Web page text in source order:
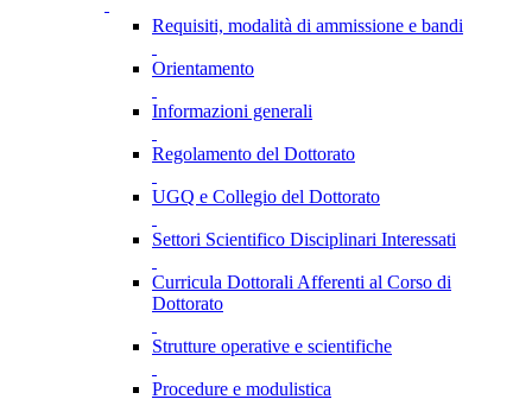
Requisiti, modalità di ammissione e bandi
Orientamento
Informazioni generali
Regolamento del Dottorato
UGQ e Collegio del Dottorato
Settori Scientifico Disciplinari Interessati
Curricula Dottorali Afferenti al Corso di
Dottorato
Strutture operative e scientifiche
Procedure e modulistica